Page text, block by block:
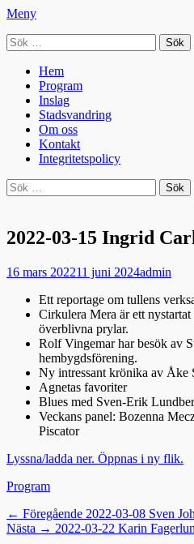
Meny
Seniorradion
Sök
efter:
Primär
meny
Hoppa
innehåll
Hem
Program
Inslag
Stadsvandring
Om oss
Kontakt
Integritetspolicy
Sök
Sök
efter:
2022-03-15 Ingrid
Publicerad
16 mars 202211 juni 2024Författare
admin
Ett reportage om tullens
Cirkulera Mera är ett
överblivna prylar.
Rolf Vingemar har besök av
hembygdsförening.
Ny intressant krönika av Åke
Agnetas favoriter
Blues med Sven-Erik
Veckans panel: Bozenna
Piscator
Lyssna/ladda ner. Öppnas i ny flik.
Kategorier
Program
Inläggsnavigering
← Föregående Föregående
inlägg:
2022-03-08 Sven
Nästa → Nästa
2022-03-22 Karin